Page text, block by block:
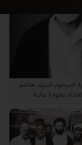
المرحوم السيّد هاشم
بجودةٍ عالية